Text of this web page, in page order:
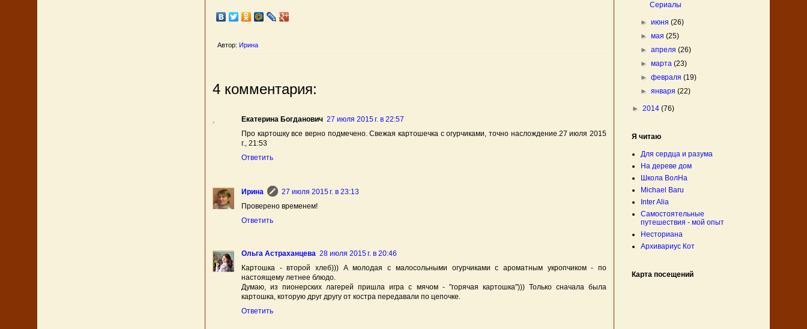
Автор: Ирина
4 комментария:
Екатерина Богданович 27 июля 2015 г. в 22:57
Про картошку все верно подмечено. Свежая картошечка с огурчиками, точно наслождение.27 июля 2015
г., 21:53
Ответить
Ирина
27 июля 2015 г. в 23:13
Проверено временем!
Ответить
Ольга Астраханцева 28 июля 2015 г. в 20:46
Картошка - второй хлеб))) А молодая с малосольными огурчиками с ароматным укропчиком - по
настоящему летнее блюдо.
Думаю, из пионерских лагерей пришла игра с мячом - "горячая картошка"))) Только сначала была
картошка, которую друг другу от костра передавали по цепочке.
Ответить
Сериалы
►июня(26)
►мая(25)
►апреля(26)
►марта(23)
►февраля(19)
►января(22)
► 2014 (76)
Я читаю
Для сердца и разума
На дереве дом
Школа ВолНа
Michael Baru
Inter Alia
Самостоятельные
путешествия - мой опыт
Несториана
Архивариус Кот
Карта посещений